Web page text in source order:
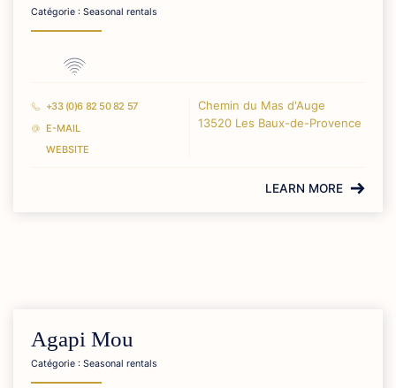
Catégorie : Seasonal rentals
+33 (0)6 82 50 82 57
E-MAIL
WEBSITE
Chemin du Mas d'Auge
13520 Les Baux-de-Provence
LEARN MORE
Agapi Mou
Catégorie : Seasonal rentals